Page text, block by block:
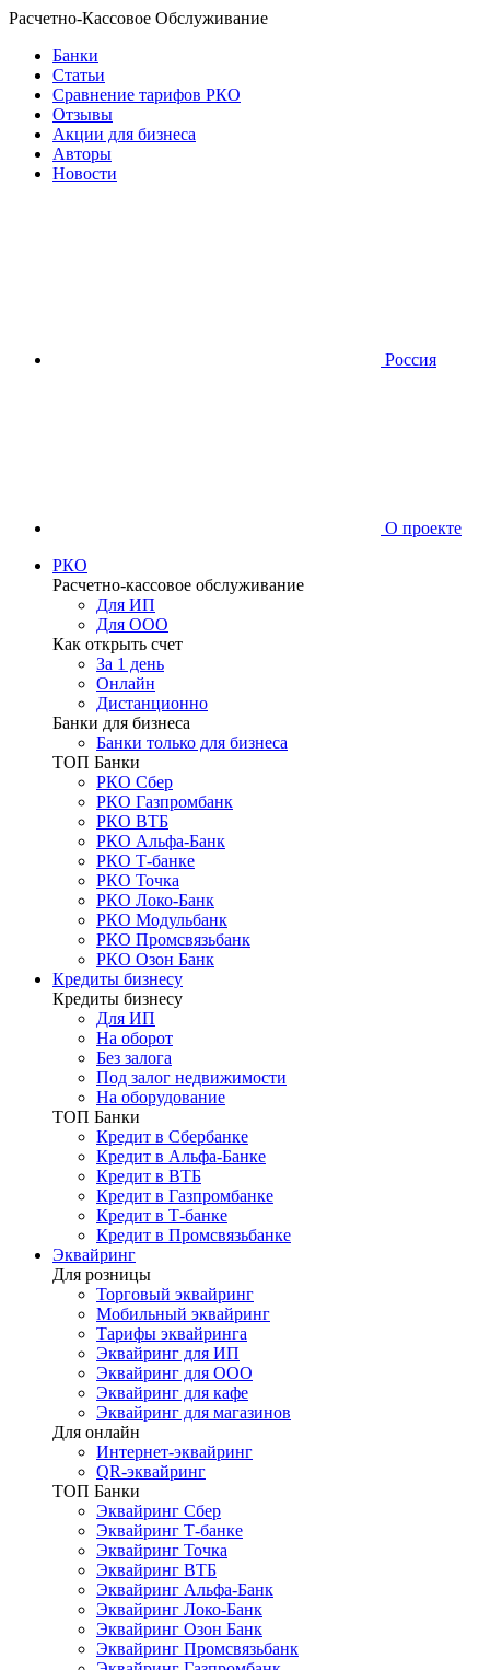
Расчетно-Кассовое Обслуживание
Банки
Статьи
Сравнение тарифов РКО
Отзывы
Акции для бизнеса
Авторы
Новости
Россия
О проекте
РКО
Расчетно-кассовое обслуживание
Для ИП
Для ООО
Как открыть счет
За 1 день
Онлайн
Дистанционно
Банки для бизнеса
Банки только для бизнеса
ТОП Банки
РКО Сбер
РКО Газпромбанк
РКО ВТБ
РКО Альфа-Банк
РКО Т-банке
РКО Точка
РКО Локо-Банк
РКО Модульбанк
РКО Промсвязьбанк
РКО Озон Банк
Кредиты бизнесу
Кредиты бизнесу
Для ИП
На оборот
Без залога
Под залог недвижимости
На оборудование
ТОП Банки
Кредит в Сбербанке
Кредит в Альфа-Банке
Кредит в ВТБ
Кредит в Газпромбанке
Кредит в Т-банке
Кредит в Промсвязьбанке
Эквайринг
Для розницы
Торговый эквайринг
Мобильный эквайринг
Тарифы эквайринга
Эквайринг для ИП
Эквайринг для ООО
Эквайринг для кафе
Эквайринг для магазинов
Для онлайн
Интернет-эквайринг
QR-эквайринг
ТОП Банки
Эквайринг Сбер
Эквайринг Т-банке
Эквайринг Точка
Эквайринг ВТБ
Эквайринг Альфа-Банк
Эквайринг Локо-Банк
Эквайринг Озон Банк
Эквайринг Промсвязьбанк